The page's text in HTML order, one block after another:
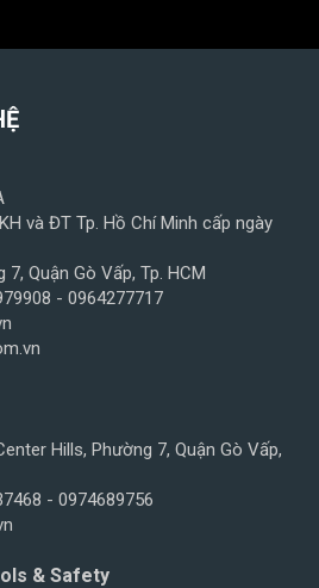
và ĐT Tp. Hồ Chí Minh cấp ngày
Quận Gò Vấp, Tp. HCM
- 0964277717
Hills, Phường 7, Quận Gò Vấp,
- 0974689756
& Safety